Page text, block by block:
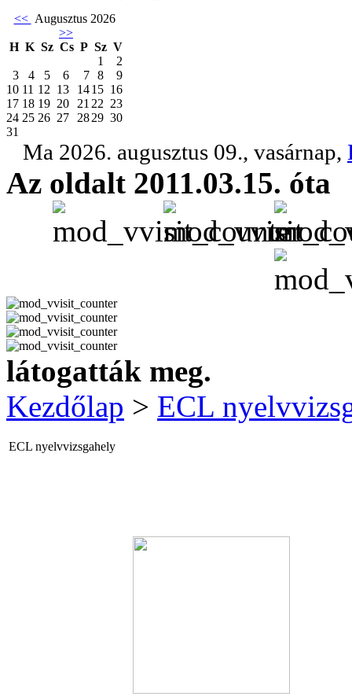
<< Augusztus 2026
>>
H K Sz Cs P Sz V
1
2
3
4 5 6 7 8
9
10 11 12 13 1415 16
17 18 19 20 2122 23
24 25 26 27 2829 30
31
Ma 2026. augusztus 09., vasárnap,
Az oldalt 2011.03.15. óta
látogatták meg.
Kezdőlap > ECL
ECL nyelvvizsgahely